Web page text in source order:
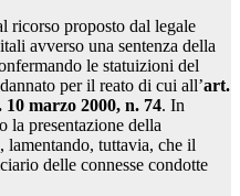
ricorso proposto dal legale
avverso una sentenza della
le statuizioni del
per il reato di cui all’art.
10 marzo 2000, n. 74. In
la presentazione della
tuttavia, che il
delle connesse condotte